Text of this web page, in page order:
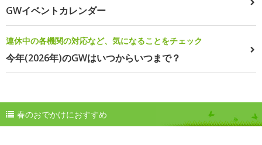
GWイベントカレンダー
連休中の各機関の対応など、気になることをチェック
今年(2026年)のGWはいつからいつまで？
春のおでかけにおすすめ